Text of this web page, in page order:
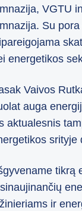
VGTU
Su
energetikos
Vaivos
auga
aktualesnis
srityje
tikrą
ir